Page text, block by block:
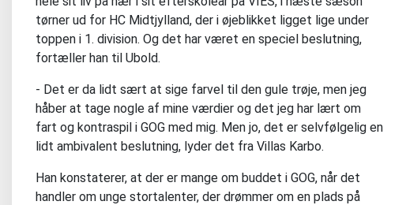
tørner ud for HC Midtjylland, der i øjeblikket ligget lige under
toppen i 1. division. Og det har været en speciel beslutning,
fortæller han til Ubold.
- Det er da lidt sært at sige farvel til den gule trøje, men jeg
håber at tage nogle af mine værdier og det jeg har lært om
fart og kontraspil i GOG med mig. Men jo, det er selvfølgelig en
lidt ambivalent beslutning, lyder det fra Villas Karbo.
Han konstaterer, at der er mange om buddet i GOG, når det
handler om unge stortalenter, der drømmer om en plads på